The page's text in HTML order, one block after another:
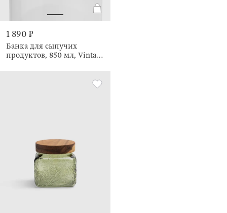
1 890 ₽
Банка для сыпучих
продуктов, 850 мл, Vintage